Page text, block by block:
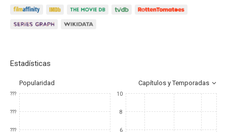
Estadísticas
Popularidad Capítulos y Temporadas
???
???
???
10
8
6